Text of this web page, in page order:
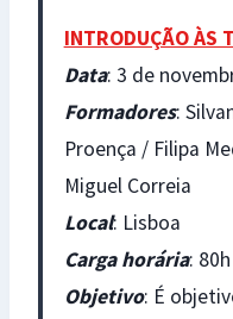
INTRODUÇÃO ÀS
Data: 3 de
Formadores:
Proença / Filipa
Miguel Correia
Local: Lisboa
Carga horária: 80h
Objetivo: É